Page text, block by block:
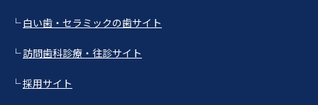
└白い歯・セラミックの歯サイト
└訪問歯科診療・往診サイト
└採用サイト